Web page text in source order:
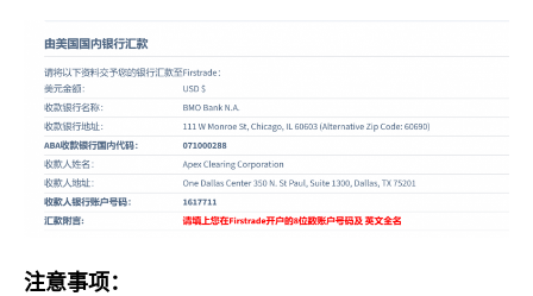
注意事项：